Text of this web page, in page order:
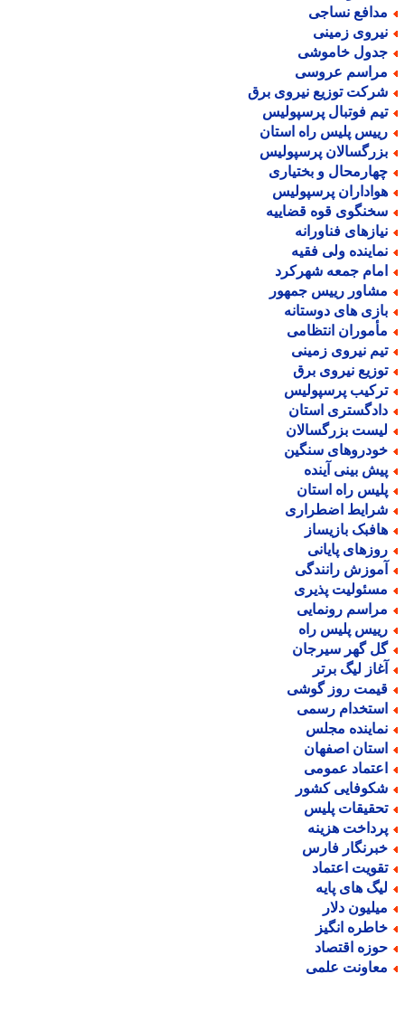
نساجی
زمینی
خاموشی
عروسی
توزیع نیروی برق
فوتبال پرسپولیس
پلیس راه استان
پرسپولیس
و بختیاری
پرسپولیس
قوه قضاییه
فناورانه
ولی فقیه
جمعه شهرکرد
رییس جمهور
های دوستانه
انتظامی
نیروی زمینی
نیروی برق
پرسپولیس
استان
بزرگسالان
سنگین
بینی آینده
راه استان
اضطراری
بازیساز
پایانی
رانندگی
پذیری
رونمایی
پلیس راه
گهر سیرجان
لیگ برتر
روز گوشی
رسمی
مجلس
اصفهان
عمومی
کشور
پلیس
هزینه
فارس
اعتماد
های پایه
دلار
انگیز
اقتصاد
علمی